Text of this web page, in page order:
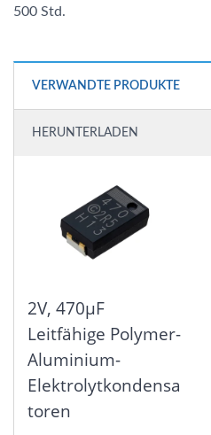
500 Std.
VERWANDTE PRODUKTE
HERUNTERLADEN
2V, 470μF
Leitfähige Polymer-
Aluminium-
Elektrolytkondensa
Toren